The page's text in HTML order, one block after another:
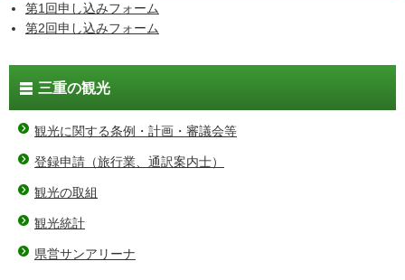
第1回申し込みフォーム
第2回申し込みフォーム
三重の観光
観光に関する条例・計画・審議会等
登録申請（旅行業、通訳案内士）
観光の取組
観光統計
県営サンアリーナ